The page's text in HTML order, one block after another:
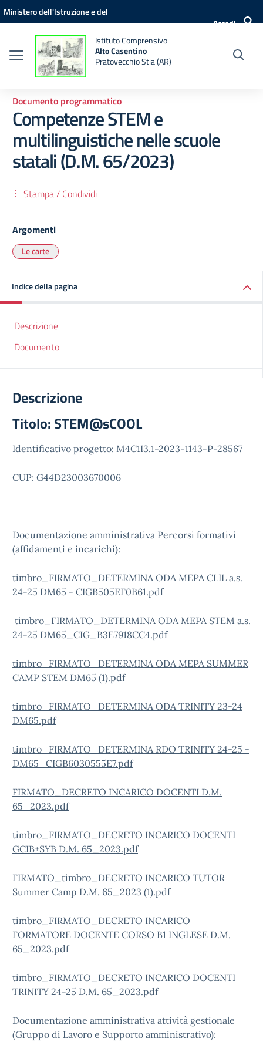
Vai ai contenuti
Vai al menu di navigazione
Vai al footer
Ministero dell'Istruzione e del
Accedi
Istituto Comprensivo
Alto Casentino
Pratovecchio Stia (AR)
Documento programmatico
Competenze STEM e
multilinguistiche nelle scuole
statali (D.M. 65/2023)
Stampa / Condividi
Argomenti
Le carte
Indice della pagina
Descrizione
Documento
Descrizione
Titolo: STEM@sCOOL
Identificativo progetto: M4C1I3.1-2023-1143-P-28567
CUP: G44D23003670006
Documentazione amministrativa Percorsi formativi
(affidamenti e incarichi):
timbro_FIRMATO_DETERMINA ODA MEPA CLIL a.s.
24-25 DM65 - CIGB505EF0B61.pdf
timbro_FIRMATO_DETERMINA ODA MEPA STEM a.s.
24-25 DM65_CIG_B3E7918CC4.pdf
timbro_FIRMATO_DETERMINA ODA MEPA SUMMER
CAMP STEM DM65 (1).pdf
timbro_FIRMATO_DETERMINA ODA TRINITY 23-24
DM65.pdf
timbro_FIRMATO_DETERMINA RDO TRINITY 24-25 -
DM65_CIGB6030555E7.pdf
FIRMATO_DECRETO INCARICO DOCENTI D.M.
65_2023.pdf
timbro_FIRMATO_DECRETO INCARICO DOCENTI
GCIB+SYB D.M. 65_2023.pdf
FIRMATO_timbro_DECRETO INCARICO TUTOR
Summer Camp D.M. 65_2023 (1).pdf
timbro_FIRMATO_DECRETO INCARICO
FORMATORE DOCENTE CORSO B1 INGLESE D.M.
65_2023.pdf
timbro_FIRMATO_DECRETO INCARICO DOCENTI
TRINITY 24-25 D.M. 65_2023.pdf
Documentazione amministrativa attività gestionale
(Gruppo di Lavoro e Supporto amministrativo):